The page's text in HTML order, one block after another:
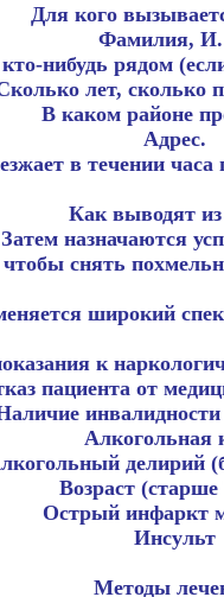
Для кого
Фамилия,
нибудь рядом
лет, сколько
В каком районе
Адрес.
в течении
Как выводят из
назначаются
снять
широкий
к
пациента от
Алкогольная
делирий
Возраст (старше
Острый инфаркт
Инсульт
Методы